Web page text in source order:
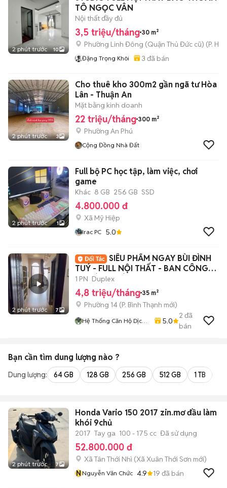
2 phút trước 10
TÔ NGỌC VÂN
Nội thất đầy đủ
3,5 triệu/tháng 30 m²
Phường Linh Đông (Quận Thủ Đức cũ) (P.
Đặng Trọng Khôi 3 đã bán
2 phút trước 3
Cho thuê kho 300m2 gần ngã tư Hòa
Lân - Thuận An
Mặt bằng kinh doanh
22 triệu/tháng 300 m²
Phường An Phú
Cộng Đồng Nhà Đất
2 phút trước 1
Full bộ PC học tập, làm việc, chơi
game
Khác 8 GB 256 GB SSD
4.800.000 đ
Xã Mỹ Hiệp
Irac PC 5.0
2 phút trước 7
SIÊU PHẨM NGAY BÙI ĐÌNH
TUÝ - FULL NỘI THẤT - BAN CÔNG
THOÁNG MÁT✨✨
1 PN Duplex
4,8 triệu/tháng 35 m²
Phường 14 (P. Bình Thạnh mới)
Hệ Thống Căn Hộ Dịch
5.0
2 đã
bán
Bạn cần tìm dung lượng nào ?
Dung lượng: 64 GB 128 GB 256 GB 512 GB 1 TB
2 phút trước 7
Honda Vario 150 2017 zin.mơ đầu làm
khói 9chủ
2017 Tay ga 100 - 175 cc Đã sử dụng
52.800.000 đ
Xã Tân Thới Nhì (Xã Xuân Thới Sơn mới)
NNguyễn Văn Chức 4.9 19 đã bán